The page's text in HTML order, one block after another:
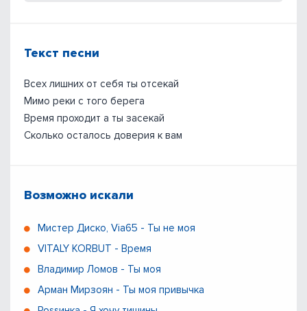
Текст песни
Всех лишних от себя ты отсекай
Мимо реки с того берега
Время проходит а ты засекай
Сколько осталось доверия к вам
Возможно искали
Мистер Диско, Via65 - Ты не моя
VITALY KORBUT - Время
Владимир Ломов - Ты моя
Арман Мирзоян - Ты моя привычка